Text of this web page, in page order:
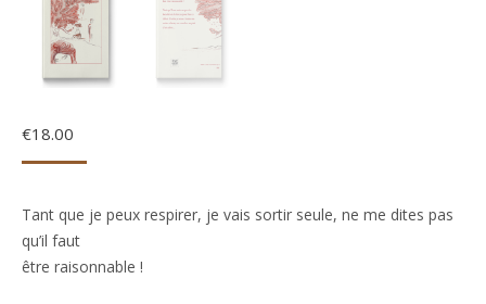
€18.00
Tant que je peux respirer, je vais sortir seule, ne me dites pas
qu’il faut
être raisonnable !